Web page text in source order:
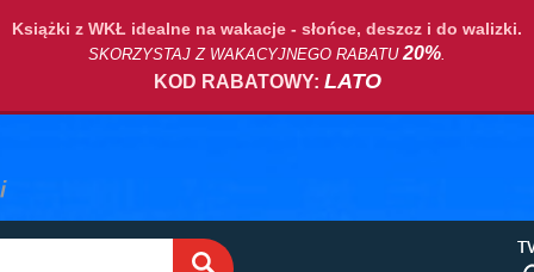
Książki z WKŁ idealne na wakacje - słońce, deszcz i do walizki.
SKORZYSTAJ Z WAKACYJNEGO RABATU20%.
KOD RABATOWY: LATO